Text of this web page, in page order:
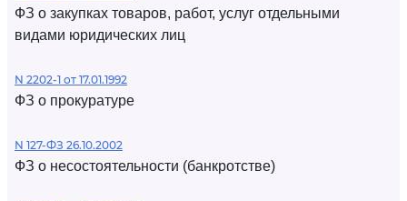
ФЗ о закупках товаров, работ, услуг отдельными
видами юридических лиц
N 2202-1 от 17.01.1992
ФЗ о прокуратуре
N 127-ФЗ 26.10.2002
ФЗ о несостоятельности (банкротстве)